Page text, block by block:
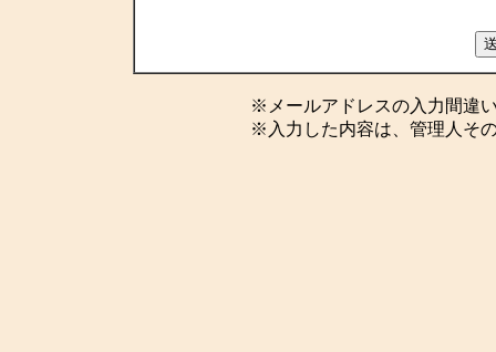
※メールアドレスの入力間違
※入力した内容は、管理人そ